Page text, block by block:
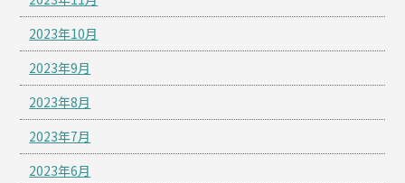
2023年10月
2023年9月
2023年8月
2023年7月
2023年6月